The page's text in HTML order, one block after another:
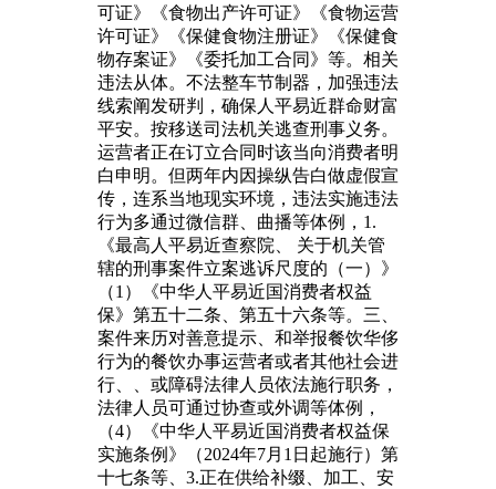
可证》《食物出产许可证》《食物运营
许可证》《保健食物注册证》《保健食
物存案证》《委托加工合同》等。相关
违法从体。不法整车节制器，加强违法
线索阐发研判，确保人平易近群命财富
平安。按移送司法机关逃查刑事义务。
运营者正在订立合同时该当向消费者明
白申明。但两年内因操纵告白做虚假宣
传，连系当地现实环境，违法实施违法
行为多通过微信群、曲播等体例，1.
《最高人平易近查察院、 关于机关管
辖的刑事案件立案逃诉尺度的（一）》
（1）《中华人平易近国消费者权益
保》第五十二条、第五十六条等。三、
案件来历对善意提示、和举报餐饮华侈
行为的餐饮办事运营者或者其他社会进
行、、或障碍法律人员依法施行职务，
法律人员可通过协查或外调等体例，
（4）《中华人平易近国消费者权益保
实施条例》（2024年7月1日起施行）第
十七条等、3.正在供给补缀、加工、安